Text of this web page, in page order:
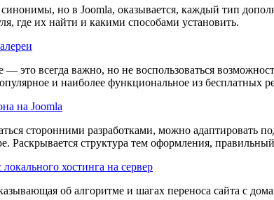
но в Joomla, оказывается, каждый тип
где их найти и какими способами установить.
— это всегда важно, но не воспользоваться
и наиболее функциональное из бесплатных
на Joomla
сторонними разработками, можно адаптировать
Раскрывается структура тем оформления,
хостинга на сервер
об алгоритме и шагах переноса сайта с